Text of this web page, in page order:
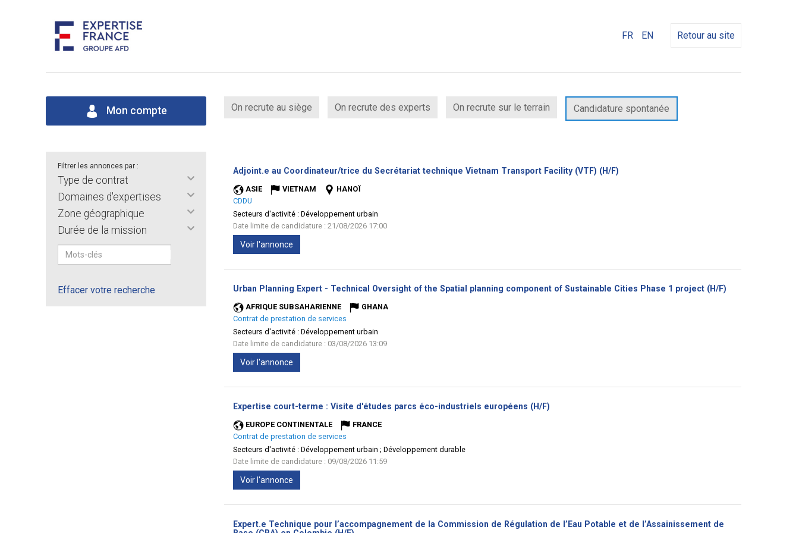
FR EN Retour au site
Mon compte On recrute au siège On recrute des experts On recrute sur le terrain Candidature spontanée
Filtrer les annonces par :
Type de contrat
Domaines d'expertises
Zone géographique
Durée de la mission
Effacer votre recherche
Adjoint.e au Coordinateur/trice du Secrétariat technique Vietnam Transport Facility (VTF) (H/F)
ASIE VIETNAM
HANOÏ
CDDU
Secteurs d'activité : Développement urbain
Date limite de candidature : 21/08/2026 17:00
Voir l'annonce
Urban Planning Expert - Technical Oversight of the Spatial planning component of Sustainable Cities Phase 1 project (H/F)
AFRIQUE SUBSAHARIENNE
GHANA
Contrat de prestation de services
Secteurs d'activité : Développement urbain
Date limite de candidature : 03/08/2026 13:09
Voir l'annonce
Expertise court-terme : Visite d'études parcs éco-industriels européens (H/F)
EUROPE CONTINENTALE
FRANCE
Contrat de prestation de services
Secteurs d'activité : Développement urbain ; Développement durable
Date limite de candidature : 09/08/2026 11:59
Voir l'annonce
Expert.e Technique pour l’accompagnement de la Commission de Régulation de l’Eau Potable et de l’Assainissement de